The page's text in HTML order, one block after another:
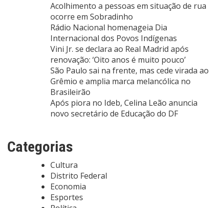
Acolhimento a pessoas em situação de rua
ocorre em Sobradinho
Rádio Nacional homenageia Dia
Internacional dos Povos Indígenas
Vini Jr. se declara ao Real Madrid após
renovação: ‘Oito anos é muito pouco’
São Paulo sai na frente, mas cede virada ao
Grêmio e amplia marca melancólica no
Brasileirão
Após piora no Ideb, Celina Leão anuncia
novo secretário de Educação do DF
Categorias
Cultura
Distrito Federal
Economia
Esportes